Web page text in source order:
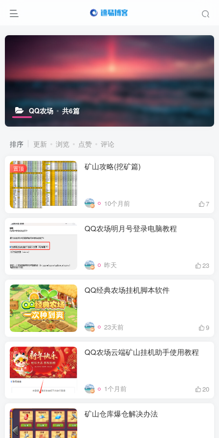
QQ农场 共6篇
排序 更新 浏览 点赞 评论
置顶 矿山攻略(挖矿篇)
10个月前 7
QQ农场明月号登录电脑教程
昨天 23
QQ经典农场挂机脚本软件
23天前 9
QQ农场云端矿山挂机助手使用教程
1个月前 20
矿山仓库爆仓解决办法